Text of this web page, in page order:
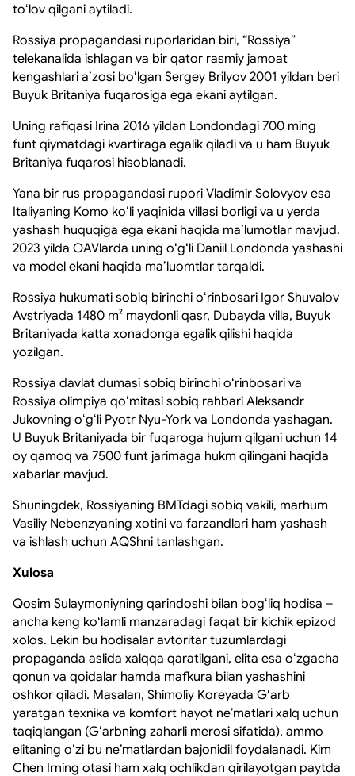
toʻlov qilgani aytiladi.
Rossiya propagandasi ruporlaridan biri, “Rossiya”
telekanalida ishlagan va bir qator rasmiy jamoat
kengashlari aʼzosi boʻlgan Sergey Brilyov 2001 yildan beri
Buyuk Britaniya fuqarosiga ega ekani aytilgan.
Uning rafiqasi Irina 2016 yildan Londondagi 700 ming
funt qiymatdagi kvartiraga egalik qiladi va u ham Buyuk
Britaniya fuqarosi hisoblanadi.
Yana bir rus propagandasi rupori Vladimir Solovyov esa
Italiyaning Komo koʻli yaqinida villasi borligi va u yerda
yashash huquqiga ega ekani haqida maʼlumotlar mavjud.
2023 yilda OAVlarda uning oʻgʻli Daniil Londonda yashashi
va model ekani haqida maʼluomtlar tarqaldi.
Rossiya hukumati sobiq birinchi oʻrinbosari Igor Shuvalov
Avstriyada 1480 m² maydonli qasr, Dubayda villa, Buyuk
Britaniyada katta xonadonga egalik qilishi haqida
yozilgan.
Rossiya davlat dumasi sobiq birinchi oʻrinbosari va
Rossiya olimpiya qoʻmitasi sobiq rahbari Aleksandr
Jukovning oʻgʻli Pyotr Nyu-York va Londonda yashagan.
U Buyuk Britaniyada bir fuqaroga hujum qilgani uchun 14
oy qamoq va 7500 funt jarimaga hukm qilingani haqida
xabarlar mavjud.
Shuningdek, Rossiyaning BMTdagi sobiq vakili, marhum
Vasiliy Nebenzyaning xotini va farzandlari ham yashash
va ishlash uchun AQShni tanlashgan.
Xulosa
Qosim Sulaymoniyning qarindoshi bilan bogʻliq hodisa –
ancha keng koʻlamli manzaradagi faqat bir kichik epizod
xolos. Lekin bu hodisalar avtoritar tuzumlardagi
propaganda aslida xalqqa qaratilgani, elita esa oʻzgacha
qonun va qoidalar hamda mafkura bilan yashashini
oshkor qiladi. Masalan, Shimoliy Koreyada Gʻarb
yaratgan texnika va komfort hayot neʼmatlari xalq uchun
taqiqlangan (Gʻarbning zaharli merosi sifatida), ammo
elitaning oʻzi bu neʼmatlardan bajonidil foydalanadi. Kim
Chen Irning otasi ham xalq ochlikdan qirilayotgan paytda